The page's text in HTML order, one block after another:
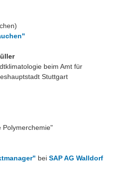
beim Amt für
Stuttgart
Polymerchemie"
bei SAP AG Walldorf